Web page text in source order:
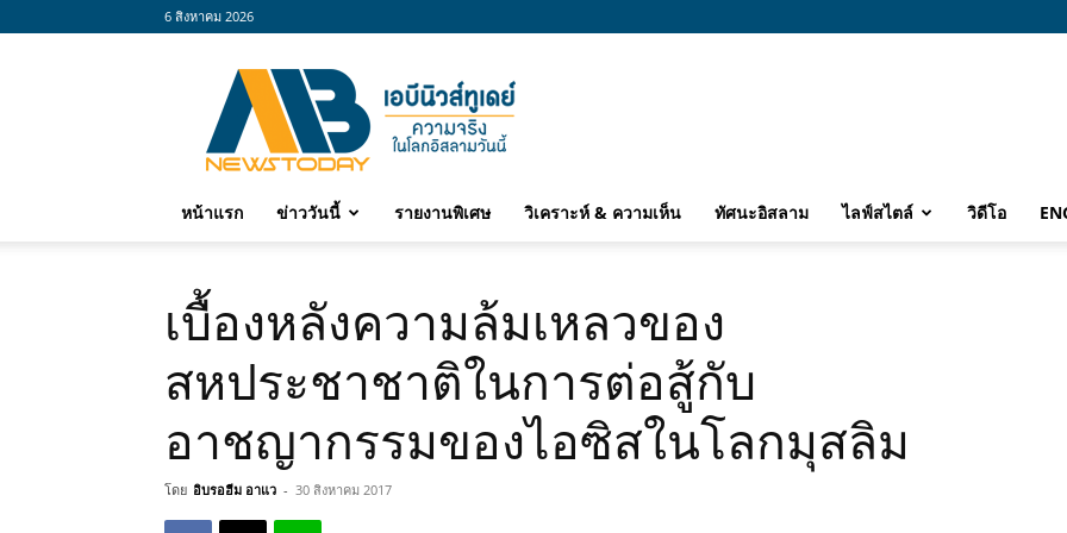
6 สิงหาคม 2026
abnewstoday
หน้าแรก ข่าววันนี้ รายงานพิเศษ วิเคราะห์ & ความเห็น ทัศนะอิสลาม ไลฟ์สไตล์ วิดีโอ
เบื้องหลังความล้มเหลวของ
สหประชาชาติในการต่อสู้กับ
อาชญากรรมของไอซิสในโลกมุสลิม
โดย อิบรอฮีม อาแว - 30 สิงหาคม 2017